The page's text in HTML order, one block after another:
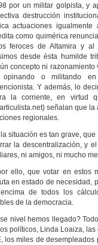
por un militar golpista, y
destrucción
actuaciones
como quimérica
feroces de Altamira y
desde ésta humilde
concepto ni
opinando o militando
Y además, lo
la corriente, en virtud
señalan que
regionales.
la situación es tan grave,
la descentralización, y
ni amigos, ni mucho
ello, que votar en estos
en estado de necesidad,
de todos los
de la democracia.
nivel hemos llegado?
políticos, Linda Loaiza,
los miles de